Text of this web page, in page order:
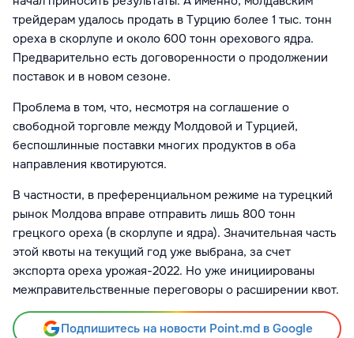
трейдерам удалось продать в Турцию более 1 тыс. тонн
ореха в скорлупе и около 600 тонн орехового ядра.
Предварительно есть договоренности о продолжении
поставок и в новом сезоне.
Проблема в том, что, несмотря на соглашение о
свободной торговле между Молдовой и Турцией,
беспошлинные поставки многих продуктов в оба
направления квотируются.
В частности, в преференциальном режиме на турецкий
рынок Молдова вправе отправить лишь 800 тонн
грецкого ореха (в скорлупе и ядра). Значительная часть
этой квоты на текущий год уже выбрана, за счет
экспорта ореха урожая-2022. Но уже инициированы
межправительственные переговоры о расширении квот.
Подпишитесь на новости Point.md в Google